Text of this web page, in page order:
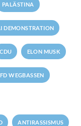
PALÄSTINA
DEMONSTRATION
CDU ELON MUSK
WEGBASSEN
ANTIRASSISMUS